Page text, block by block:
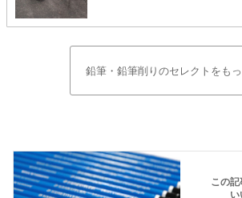
鉛筆・鉛筆削りのセレクトをも
この
い